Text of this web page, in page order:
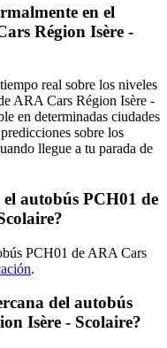
en el
Région Isère -
real sobre los niveles
ARA Cars Région Isère -
en determinadas ciudades
sobre los
llegue a tu parada de
autobús PCH01 de
PCH01 de ARA Cars
.
del autobús
Isère - Scolaire?